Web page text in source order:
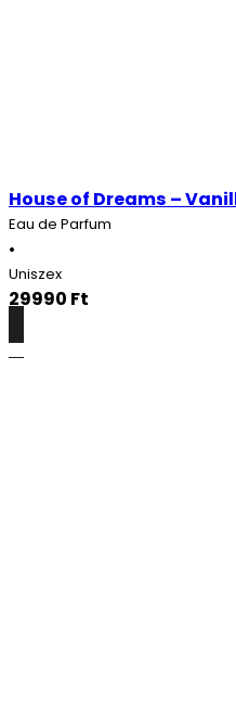
House of Dreams –
Eau de Parfum
•
Uniszex
29990 Ft
Részletek